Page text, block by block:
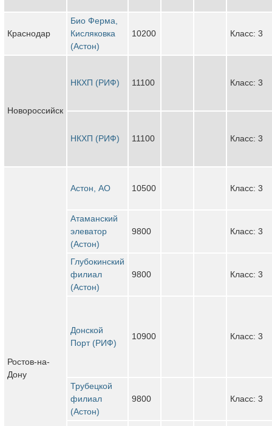
Краснодар
Био Ферма,
Кисляковка
(Астон)
10200 Класс: 3
Новороссийск
НКХП (РИФ) 11100 Класс: 3
НКХП (РИФ) 11100 Класс: 3
Ростов-на-
Дону
Астон, АО 10500 Класс: 3
Атаманский
элеватор
(Астон)
9800 Класс: 3
Глубокинский
филиал
(Астон)
9800 Класс: 3
Донской
Порт (РИФ)
10900 Класс: 3
Трубецкой
филиал
(Астон)
9800 Класс: 3